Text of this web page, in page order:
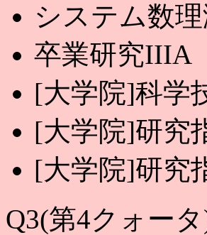
システム数
卒業研究IIIA
[大学院]科学
[大学院]研究
[大学院]研究
Q3(第4クォー